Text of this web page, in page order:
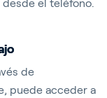
el teléfono.
de
puede acceder a